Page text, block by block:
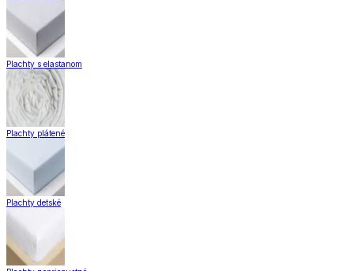
Plachty s elastanom
Plachty plátené
Plachty detské